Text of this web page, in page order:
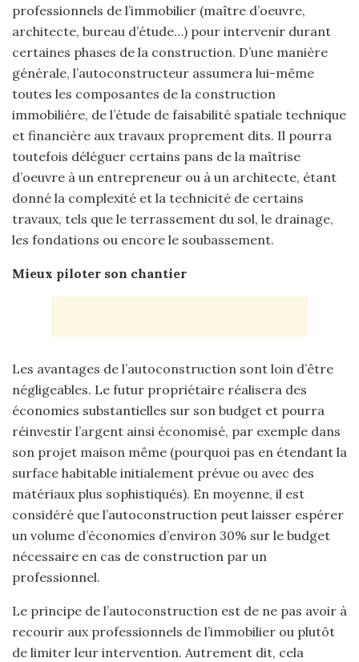
professionnels de l’immobilier (maître d’oeuvre,
architecte, bureau d’étude…) pour intervenir durant
certaines phases de la construction. D’une manière
générale, l’autoconstructeur assumera lui-même
toutes les composantes de la construction
immobilière, de l’étude de faisabilité spatiale technique
et financière aux travaux proprement dits. Il pourra
toutefois déléguer certains pans de la maîtrise
d’oeuvre à un entrepreneur ou à un architecte, étant
donné la complexité et la technicité de certains
travaux, tels que le terrassement du sol, le drainage,
les fondations ou encore le soubassement.
Mieux piloter son chantier
Les avantages de l’autoconstruction sont loin d’être
négligeables. Le futur propriétaire réalisera des
économies substantielles sur son budget et pourra
réinvestir l’argent ainsi économisé, par exemple dans
son projet maison même (pourquoi pas en étendant la
surface habitable initialement prévue ou avec des
matériaux plus sophistiqués). En moyenne, il est
considéré que l’autoconstruction peut laisser espérer
un volume d’économies d’environ 30% sur le budget
nécessaire en cas de construction par un
professionnel.
Le principe de l’autoconstruction est de ne pas avoir à
recourir aux professionnels de l’immobilier ou plutôt
de limiter leur intervention. Autrement dit, cela